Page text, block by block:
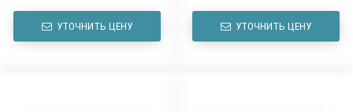
УТОЧНИТЬ ЦЕНУ УТОЧНИТЬ ЦЕНУ